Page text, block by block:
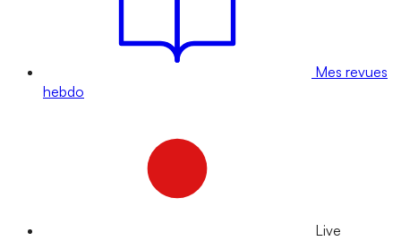
Mes revues
hebdo
Live